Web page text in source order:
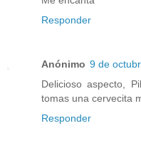
Responder
Anónimo 9 de
Delicioso aspecto,
tomas una cervecita
Responder